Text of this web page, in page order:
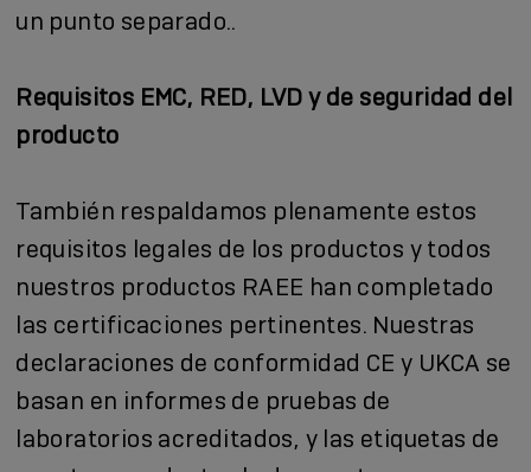
un punto separado..
Requisitos EMC, RED, LVD y de seguridad del
producto
También respaldamos plenamente estos
requisitos legales de los productos y todos
nuestros productos RAEE han completado
las certificaciones pertinentes. Nuestras
declaraciones de conformidad CE y UKCA se
basan en informes de pruebas de
laboratorios acreditados, y las etiquetas de